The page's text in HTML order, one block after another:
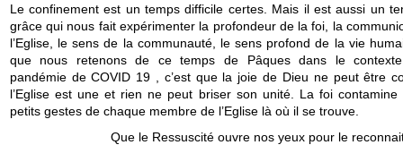
Le confinement est un temps difficile certes. Mais il est aussi un
grâce qui nous fait expérimenter la profondeur de la foi, la
l’Eglise, le sens de la communauté, le sens profond de la vie
que nous retenons de ce temps de Pâques dans le
pandémie de COVID 19 , c’est que la joie de Dieu ne peut être
l’Eglise est une et rien ne peut briser son unité. La foi contamine
petits gestes de chaque membre de l’Eglise là où il se trouve.
Que le Ressuscité ouvre nos yeux pour le